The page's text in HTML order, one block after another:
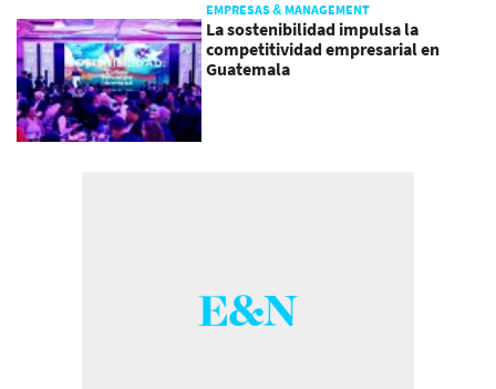
EMPRESAS & MANAGEMENT
La sostenibilidad impulsa la
competitividad empresarial en
Guatemala